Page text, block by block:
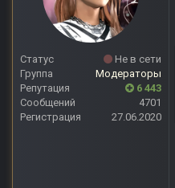
Статус
Не в сети
Группа
Модераторы
Репутация
6 443
Сообщений
4701
Регистрация
27.06.2020